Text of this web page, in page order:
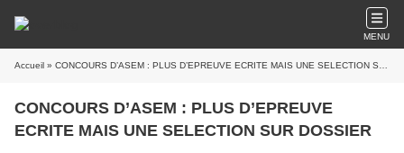
MENU
Accueil » CONCOURS D’ASEM : PLUS D’EPREUVE ECRITE MAIS UNE SELECTION SUR DOSSIER
CONCOURS D’ASEM : PLUS D’EPREUVE
ECRITE MAIS UNE SELECTION SUR DOSSIER